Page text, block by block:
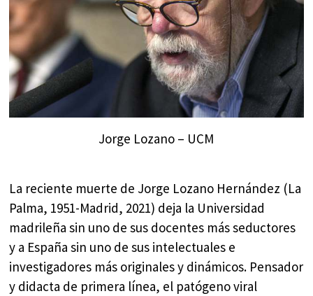
Jorge Lozano – UCM
La reciente muerte de Jorge Lozano Hernández (La
Palma, 1951-Madrid, 2021) deja la Universidad
madrileña sin uno de sus docentes más seductores
y a España sin uno de sus intelectuales e
investigadores más originales y dinámicos. Pensador
y didacta de primera línea, el patógeno viral